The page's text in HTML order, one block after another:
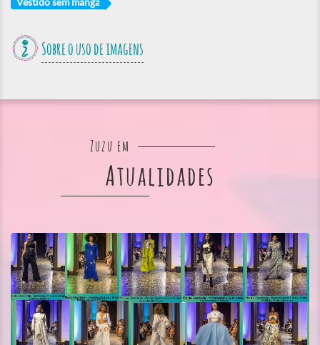
Vestido sem manga
Sobre o uso de imagens
Zuzu em
Atualidades